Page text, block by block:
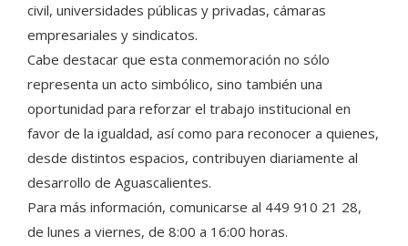
civil, universidades públicas y privadas, cámaras
empresariales y sindicatos.
Cabe destacar que esta conmemoración no sólo
representa un acto simbólico, sino también una
oportunidad para reforzar el trabajo institucional en
favor de la igualdad, así como para reconocer a quienes,
desde distintos espacios, contribuyen diariamente al
desarrollo de Aguascalientes.
Para más información, comunicarse al 449 910 21 28,
de lunes a viernes, de 8:00 a 16:00 horas.